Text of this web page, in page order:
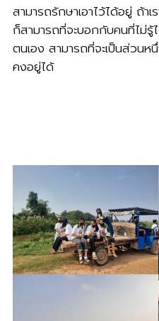
สามารถรักษาเอาไว้ได้อยู่ ถ้า
ก็สามารถที่จะบอกกับคนที่ไม่รู้
ตนเอง สามารถที่จะเป็นส่วน
คงอยู่ได้